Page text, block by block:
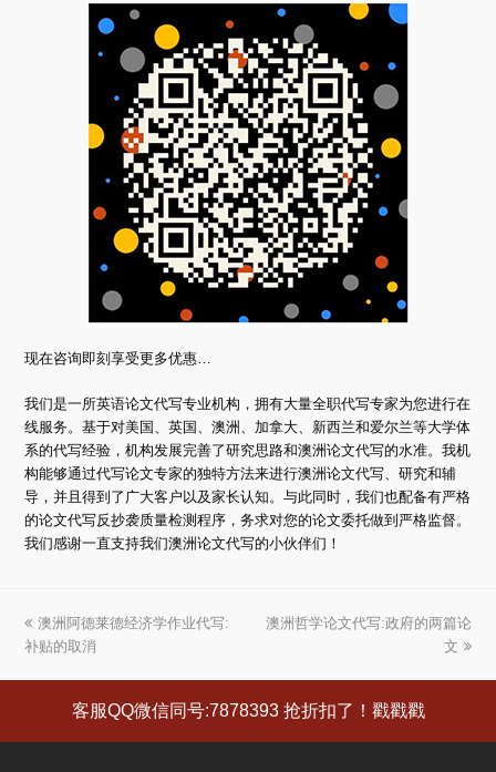
现在咨询即刻享受更多优惠…
我们是一所英语论文代写专业机构，拥有大量全职代写专家为您进行在
线服务。基于对美国、英国、澳洲、加拿大、新西兰和爱尔兰等大学体
系的代写经验，机构发展完善了研究思路和澳洲论文代写的水准。我机
构能够通过代写论文专家的独特方法来进行澳洲论文代写、研究和辅
导，并且得到了广大客户以及家长认知。与此同时，我们也配备有严格
的论文代写反抄袭质量检测程序，务求对您的论文委托做到严格监督。
我们感谢一直支持我们澳洲论文代写的小伙伴们！
上
一
澳洲阿德莱德经济学作业代写:
补贴的取消
下
章:
澳洲哲学论文代写:政府的两篇论
文
客服QQ微信同号:7878393 抢折扣了！戳戳戳